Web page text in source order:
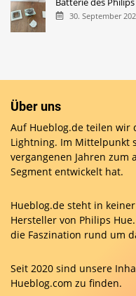
30. September
Über uns
Auf Hueblog.de teilen wir
Lightning. Im Mittelpunkt
vergangenen Jahren
Segment entwickelt hat.
Hueblog.de steht in
Hersteller von Philips
die Faszination rund um
Seit 2020 sind unsere
Hueblog.com zu finden.